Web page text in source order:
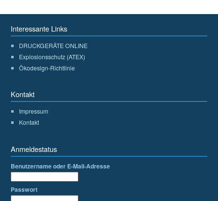
Interessante Links
DRUCKGERÄTE ONLINE
Explosionsschutz (ATEX)
Ökodesign-Richtlinie
Kontakt
Impressum
Kontakt
Anmeldestatus
Benutzername oder E-Mail-Adresse
Passwort